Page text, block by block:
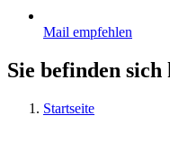
Mail empfehlen
Sie befinden sich
Startseite